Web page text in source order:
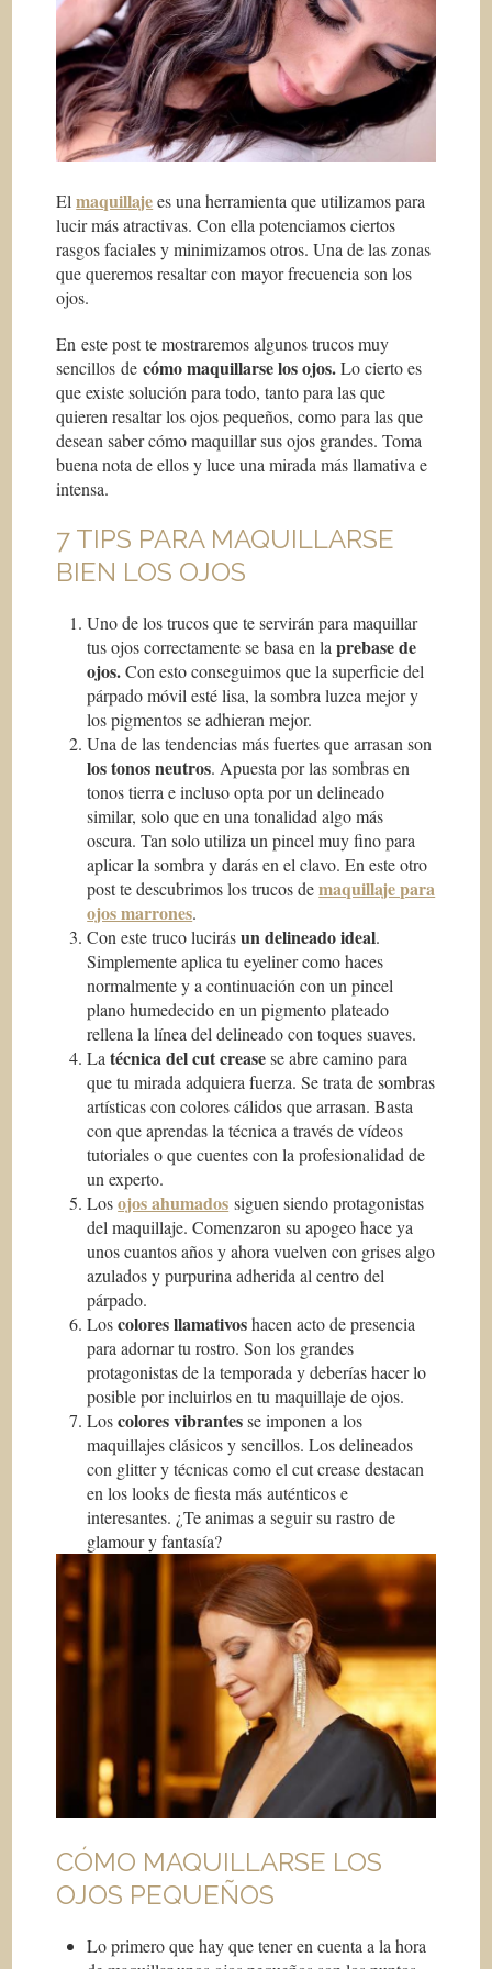
Elmaquillajees una herramienta que utilizamos para
lucir más atractivas. Con ella potenciamos ciertos
rasgos faciales y minimizamos otros. Una de las zonas
que queremos resaltar con mayor frecuencia son los
ojos.
En este post te mostraremos algunos trucos muy
sencillos decómo maquillarse los ojos.Lo cierto es
que existe solución para todo, tanto para las que
quieren resaltar los ojos pequeños, como para las que
desean saber cómo maquillar sus ojos grandes. Toma
buena nota de ellos y luce una mirada más llamativa e
intensa.
7 TIPS PARA MAQUILLARSE
BIEN LOS OJOS
Uno de los trucos que te servirán para maquillar
tus ojos correctamente se basa en laprebase de
ojos.Con esto conseguimos que la superficie del
párpado móvil esté lisa, la sombra luzca mejor y
los pigmentos se adhieran mejor.
Una de las tendencias más fuertes que arrasan son
los tonos neutros. Apuesta por las sombras en
tonos tierra e incluso opta por un delineado
similar, solo que en una tonalidad algo más
oscura. Tan solo utiliza un pincel muy fino para
aplicar la sombra y darás en el clavo. En este otro
post te descubrimos los trucos demaquillaje para
ojos marrones.
Con este truco lucirásun delineado ideal.
Simplemente aplica tu eyeliner como haces
normalmente y a continuación con un pincel
plano humedecido en un pigmento plateado
rellena la línea del delineado con toques suaves.
La técnica del cut creasese abre camino para
que tu mirada adquiera fuerza. Se trata de sombras
artísticas con colores cálidos que arrasan. Basta
con que aprendas la técnica a través de vídeos
tutoriales o que cuentes con la profesionalidad de
un experto.
Losojos ahumados siguen siendo protagonistas
del maquillaje. Comenzaron su apogeo hace ya
unos cuantos años y ahora vuelven con grises algo
azulados y purpurina adherida al centro del
párpado.
Loscolores llamativoshacen acto de presencia
para adornar tu rostro. Son los grandes
protagonistas de la temporada y deberías hacer lo
posible por incluirlos en tu maquillaje de ojos.
Loscolores vibrantesse imponen a los
maquillajes clásicos y sencillos. Los delineados
con glitter y técnicas como el cut crease destacan
en los looks de fiesta más auténticos e
interesantes. ¿Te animas a seguir su rastro de
glamour y fantasía?
CÓMO MAQUILLARSE LOS
OJOS PEQUEÑOS
Lo primero que hay que tener en cuenta a la hora